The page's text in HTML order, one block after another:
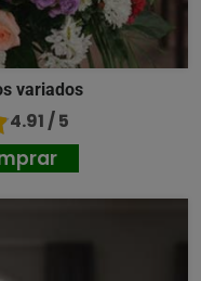
variados
4.91 / 5